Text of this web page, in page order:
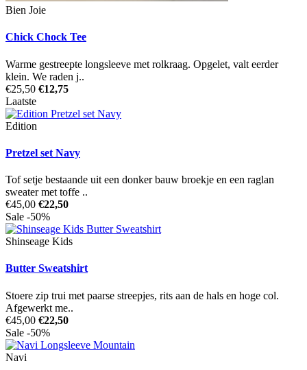
Bien Joie
Chick Chock Tee
Warme gestreepte longsleeve met rolkraag. Opgelet, valt eerder
klein. We raden j..
€25,50 €12,75
Laatste
Edition
Pretzel set Navy
Tof setje bestaande uit een donker bauw broekje en een raglan
sweater met toffe ..
€45,00 €22,50
Sale -50%
Shinseage Kids
Butter Sweatshirt
Stoere zip trui met paarse streepjes, rits aan de hals en hoge col.
Afgewerkt me..
€45,00 €22,50
Sale -50%
Navi